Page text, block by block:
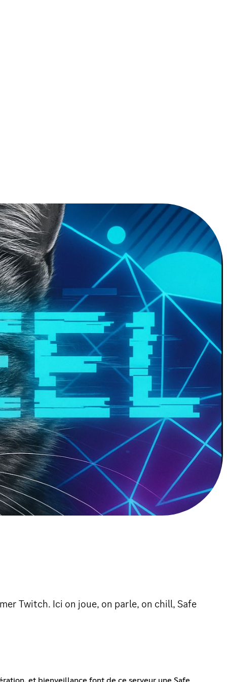
Twitch. Ici on joue, on parle, on chill, Safe
et bienveillance font de ce serveur une Safe